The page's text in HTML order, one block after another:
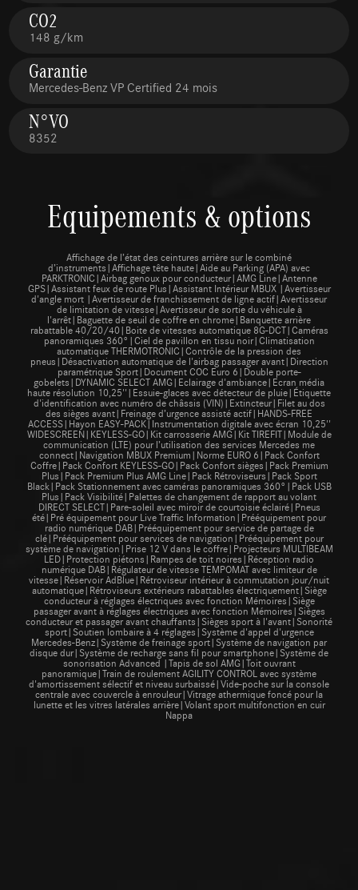
CO2
148 g/km
Garantie
Mercedes-Benz VP Certified 24 mois
N°VO
8352
Equipements & options
Affichage de l’état des ceintures arrière sur le combiné
d’instruments|Affichage tête haute|Aide au Parking (APA) avec
PARKTRONIC|Airbag genoux pour conducteur|AMG Line|Antenne
GPS|Assistant feux de route Plus|Assistant Intérieur MBUX |Avertisseur
d'angle mort |Avertisseur de franchissement de ligne actif|Avertisseur
de limitation de vitesse|Avertisseur de sortie du véhicule à
l'arrêt|Baguette de seuil de coffre en chrome|Banquette arrière
rabattable 40/20/40|Boite de vitesses automatique 8G-DCT|Caméras
panoramiques 360°|Ciel de pavillon en tissu noir|Climatisation
automatique THERMOTRONIC|Contrôle de la pression des
pneus|Désactivation automatique de l'airbag passager avant|Direction
paramétrique Sport|Document COC Euro 6|Double porte-
gobelets|DYNAMIC SELECT AMG|Eclairage d'ambiance|Ecran média
haute résolution 10,25''|Essuie-glaces avec détecteur de pluie|Étiquette
d'identification avec numéro de châssis (VIN)|Extincteur|Filet au dos
des sièges avant|Freinage d’urgence assisté actif|HANDS-FREE
ACCESS|Hayon EASY-PACK|Instrumentation digitale avec écran 10,25''
WIDESCREEN|KEYLESS-GO|Kit carrosserie AMG|Kit TIREFIT|Module de
communication (LTE) pour l’utilisation des services Mercedes me
connect|Navigation MBUX Premium|Norme EURO 6|Pack Confort
Coffre|Pack Confort KEYLESS-GO|Pack Confort sièges|Pack Premium
Plus|Pack Premium Plus AMG Line|Pack Rétroviseurs|Pack Sport
Black|Pack Stationnement avec caméras panoramiques 360°|Pack USB
Plus|Pack Visibilité|Palettes de changement de rapport au volant
DIRECT SELECT|Pare-soleil avec miroir de courtoisie éclairé|Pneus
été|Pré équipement pour Live Traffic Information|Prééquipement pour
radio numérique DAB|Prééquipement pour service de partage de
clé|Prééquipement pour services de navigation|Prééquipement pour
système de navigation|Prise 12 V dans le coffre|Projecteurs MULTIBEAM
LED|Protection piétons|Rampes de toit noires|Réception radio
numérique DAB|Régulateur de vitesse TEMPOMAT avec limiteur de
vitesse|Réservoir AdBlue|Rétroviseur intérieur à commutation jour/nuit
automatique|Rétroviseurs extérieurs rabattables électriquement|Siège
conducteur à réglages électriques avec fonction Mémoires|Siège
passager avant à réglages électriques avec fonction Mémoires|Sièges
conducteur et passager avant chauffants|Sièges sport à l'avant|Sonorité
sport|Soutien lombaire à 4 réglages|Système d'appel d'urgence
Mercedes-Benz|Système de freinage sport|Système de navigation par
disque dur|Système de recharge sans fil pour smartphone|Système de
sonorisation Advanced |Tapis de sol AMG|Toit ouvrant
panoramique|Train de roulement AGILITY CONTROL avec système
d'amortissement sélectif et niveau surbaissé|Vide-poche sur la console
centrale avec couvercle à enrouleur|Vitrage athermique foncé pour la
lunette et les vitres latérales arrière|Volant sport multifonction en cuir
Nappa